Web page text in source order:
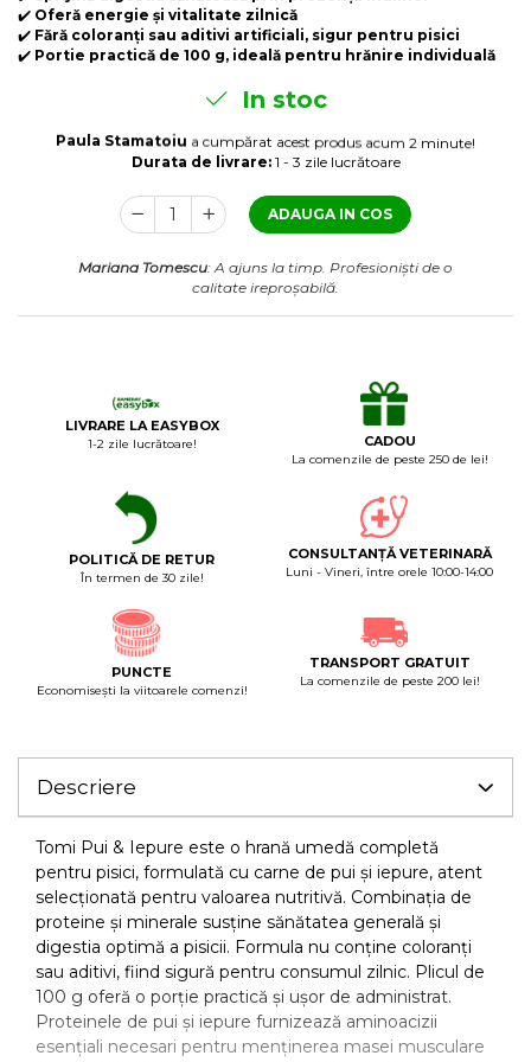
Laxative
Gel antiinflamator
✔️ Oferă energie și vitalitate zilnică
✔️ Fără coloranți sau aditivi artificiali, sigur pentru pisici
✔️ Portie practică de 100 g, ideală pentru hrănire individuală
In stoc
Paula Stamatoiu a cumpărat acest produs acum 2 minute!
Durata de livrare:1 - 3 zile lucrătoare
ADAUGA IN COS
Mariana Tomescu: A ajuns la timp. Profesioniști de o
calitate ireproșabilă.
LIVRARE LA EASYBOX
1-2 zile lucrătoare! CADOU
La comenzile de peste 250 de lei!
POLITICĂ DE RETUR
În termen de 30 zile!
CONSULTANȚĂ VETERINARĂ
Luni - Vineri, între orele 10:00-14:00
PUNCTE
Economiseşti la viitoarele comenzi!
TRANSPORT GRATUIT
La comenzile de peste 200 lei!
Descriere
Tomi Pui & Iepure este o hrană umedă completă
pentru pisici, formulată cu carne de pui și iepure, atent
selecționată pentru valoarea nutritivă. Combinația de
proteine și minerale susține sănătatea generală și
digestia optimă a pisicii. Formula nu conține coloranți
sau aditivi, fiind sigură pentru consumul zilnic. Plicul de
100 g oferă o porție practică și ușor de administrat.
Proteinele de pui și iepure furnizează aminoacizii
esențiali necesari pentru menținerea masei musculare